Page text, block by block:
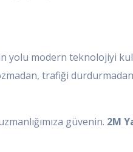
yolu modern teknolojiyi
trafiği
güvenin. 2M